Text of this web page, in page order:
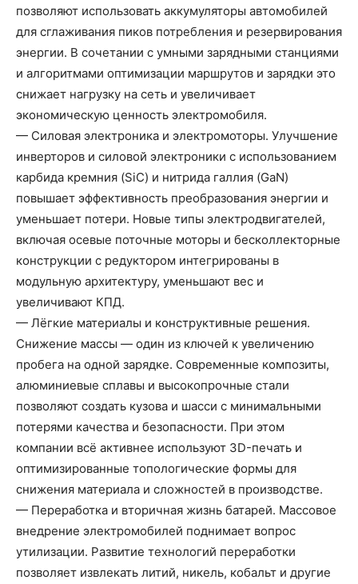
позволяют использовать аккумуляторы автомобилей
для сглаживания пиков потребления и резервирования
энергии. В сочетании с умными зарядными станциями
и алгоритмами оптимизации маршрутов и зарядки это
снижает нагрузку на сеть и увеличивает
экономическую ценность электромобиля.
— Силовая электроника и электромоторы. Улучшение
инверторов и силовой электроники с использованием
карбида кремния (SiC) и нитрида галлия (GaN)
повышает эффективность преобразования энергии и
уменьшает потери. Новые типы электродвигателей,
включая осевые поточные моторы и бесколлекторные
конструкции с редуктором интегрированы в
модульную архитектуру, уменьшают вес и
увеличивают КПД.
— Лёгкие материалы и конструктивные решения.
Снижение массы — один из ключей к увеличению
пробега на одной зарядке. Современные композиты,
алюминиевые сплавы и высокопрочные стали
позволяют создать кузова и шасси с минимальными
потерями качества и безопасности. При этом
компании всё активнее используют 3D-печать и
оптимизированные топологические формы для
снижения материала и сложностей в производстве.
— Переработка и вторичная жизнь батарей. Массовое
внедрение электромобилей поднимает вопрос
утилизации. Развитие технологий переработки
позволяет извлекать литий, никель, кобальт и другие